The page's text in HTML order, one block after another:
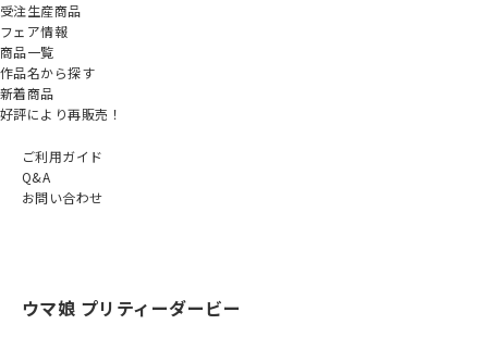
受注生産商品
フェア情報
商品一覧
作品名から探す
新着商品
好評により再販売！
ご利用ガイド
Q&A
お問い合わせ
ウマ娘 プリティーダービー